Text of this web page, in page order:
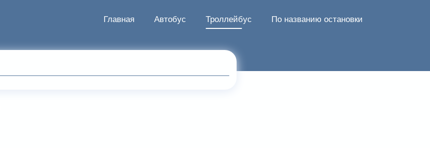
Главная Автобус Троллейбус По названию остановки